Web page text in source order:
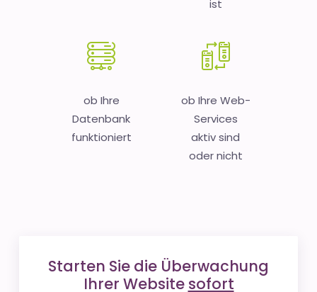
ist
ob Ihre
Datenbank
funktioniert
ob Ihre Web-
Services
aktiv sind
oder nicht
Starten Sie die Überwachung
Ihrer Website sofort